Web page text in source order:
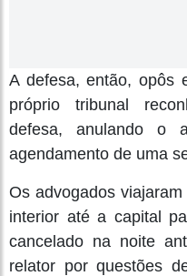
A defesa, então, opôs
próprio tribunal
defesa, anulando o
agendamento de uma
Os advogados
interior até a capital
cancelado na noite
relator por questões